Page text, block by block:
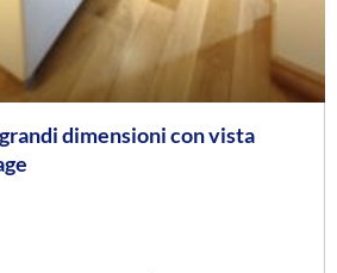
dimensioni con vista